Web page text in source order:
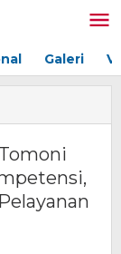
Galeri
PKM,
Tomoni